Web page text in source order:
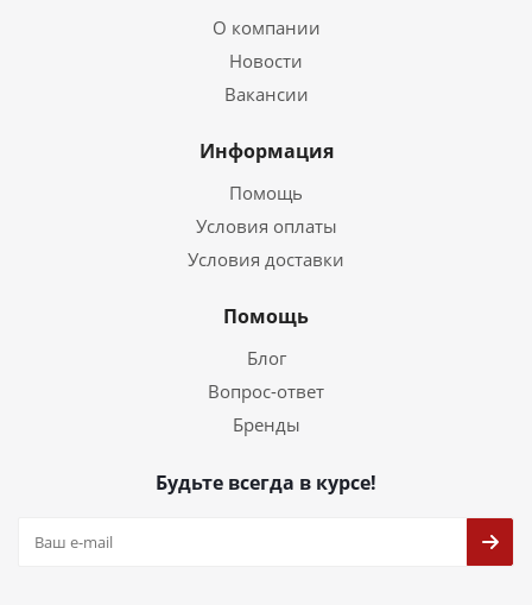
О компании
Новости
Вакансии
Информация
Помощь
Условия оплаты
Условия доставки
Помощь
Блог
Вопрос-ответ
Бренды
Будьте всегда в курсе!